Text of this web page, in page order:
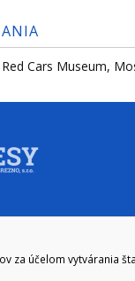
za účelom vytvárania
Cars Museum,